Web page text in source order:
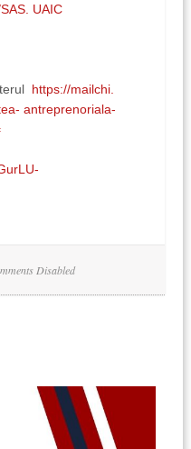
UAIC
https://mailchi.
antreprenoriala-
Disabled